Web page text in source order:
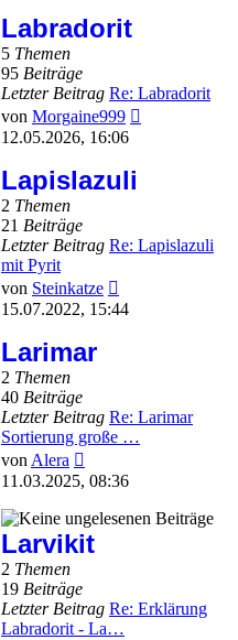
Labradorit
5 Themen
95 Beiträge
Letzter Beitrag Re: Labradorit
von Morgaine999
12.05.2026, 16:06
Lapislazuli
2 Themen
21 Beiträge
Letzter Beitrag Re: Lapislazuli
mit Pyrit
von Steinkatze
Beitrag
15.07.2022, 15:44
Larimar
2 Themen
40 Beiträge
Letzter Beitrag Re: Larimar
Sortierung große …
von Alera
Beitrag
11.03.2025, 08:36
Larvikit
2 Themen
19 Beiträge
Letzter Beitrag Re: Erklärung
Labradorit - La…